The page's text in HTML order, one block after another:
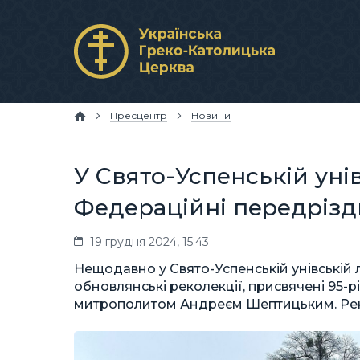
Пресцентр Новини
У Свято-Успенській
Федераційні
19 грудня 2024, 15:43
Нещодавно у Свято-Успенській унівській
обновлянські реколекції, присвячені
митрополитом Андреєм Шептицьким.